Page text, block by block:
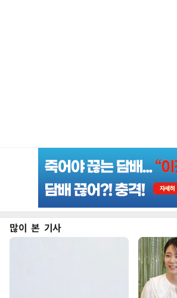
많이 본 기사